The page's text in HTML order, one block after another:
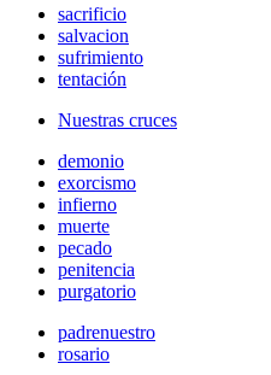
sacrificio
salvacion
sufrimiento
tentación
Nuestras cruces
demonio
exorcismo
infierno
muerte
pecado
penitencia
purgatorio
padrenuestro
rosario